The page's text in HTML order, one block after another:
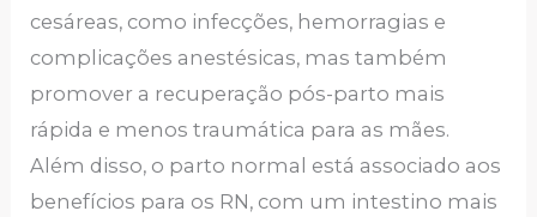
cesáreas, como infecções, hemorragias e
complicações anestésicas, mas também
promover a recuperação pós-parto mais
rápida e menos traumática para as mães.
Além disso, o parto normal está associado aos
benefícios para os RN, com um intestino mais